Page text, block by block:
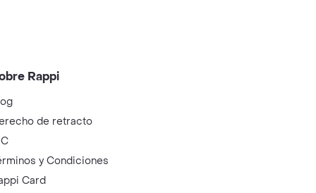
Rappi
de retracto
y Condiciones
Card